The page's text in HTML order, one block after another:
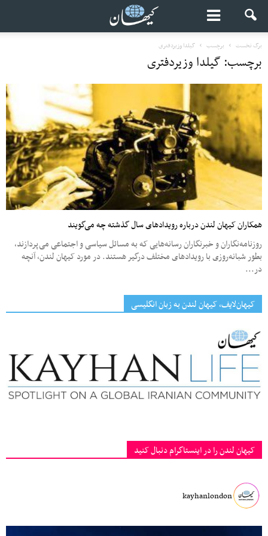
برگ نخست برچسب گیلدا وزیردفتری
برچسب: گیلدا وزیردفتری
همکاران کیهان لندن درباره رویدادهای سال گذشته چه می‌گویند
روزنامه‌نگاران و خبرنگاران رسانه‌هایی که به مسائل سیاسی و اجتماعی می‌پردازند،
بطور شبانه‌روزی با رویدادهای مختلف درگیر هستند. در مورد کیهان لندن، آنچه
در...
کیهان‌لایف، کیهان لندن به زبان انگلیسی
کیهان لندن را در اینستاگرام دنبال کنید
kayhanlondon